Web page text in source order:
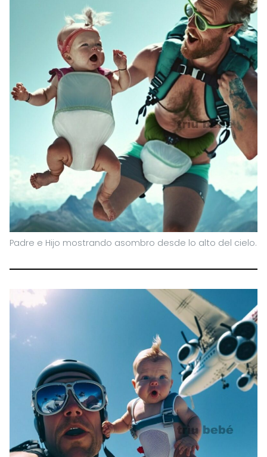
Padre e Hijo mostrando asombro desde lo alto del cielo.